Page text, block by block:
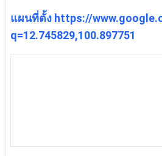
แผนที่ตั้ง https://
q=12.745829,100.897751